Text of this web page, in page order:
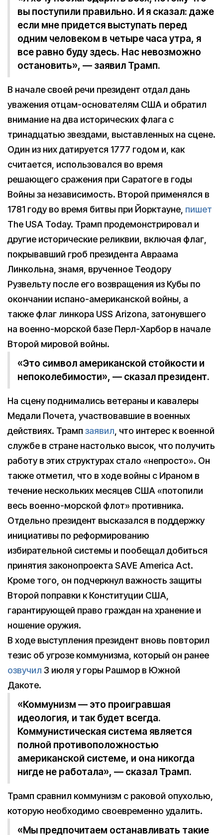
вы поступили правильно. И я сказал: даже
если мне придется выступать перед
одним человеком в четыре часа утра, я
все равно буду здесь. Нас невозможно
остановить», — заявил Трамп.
В начале своей речи президент отдал дань
уважения отцам-основателям США и обратил
внимание на два исторических флага с
тринадцатью звездами, выставленных на сцене.
Один из них датируется 1777 годом и, как
считается, использовался во время
решающего сражения при Саратоге в годы
Войны за независимость. Второй применялся в
1781 году во время битвы при Йорктауне, пишет
The USA Today. Трамп продемонстрировал и
другие исторические реликвии, включая флаг,
покрывавший гроб президента Авраама
Линкольна, знамя, врученное Теодору
Рузвельту после его возвращения из Кубы по
окончании испано-американской войны, а
также флаг линкора USS Arizona, затонувшего
на военно-морской базе Перл-Харбор в начале
Второй мировой войны.
«Это символ американской стойкости и
непоколебимости», — сказал президент.
На сцену поднимались ветераны и кавалеры
Медали Почета, участвовавшие в военных
действиях. Трамп заявил, что интерес к военной
службе в стране настолько высок, что получить
работу в этих структурах стало «непросто». Он
также отметил, что в ходе войны с Ираном в
течение нескольких месяцев США «потопили
весь военно-морской флот» противника.
Отдельно президент высказался в поддержку
инициативы по реформированию
избирательной системы и пообещал добиться
принятия законопроекта SAVE America Act.
Кроме того, он подчеркнул важность защиты
Второй поправки к Конституции США,
гарантирующей право граждан на хранение и
ношение оружия.
В ходе выступления президент вновь повторил
тезис об угрозе коммунизма, который он ранее
озвучил 3 июля у горы Рашмор в Южной
Дакоте.
«Коммунизм — это проигравшая
идеология, и так будет всегда.
Коммунистическая система является
полной противоположностью
американской системе, и она никогда
нигде не работала», — сказал Трамп.
Трамп сравнил коммунизм с раковой опухолью,
которую необходимо своевременно удалить.
«Мы предпочитаем останавливать такие